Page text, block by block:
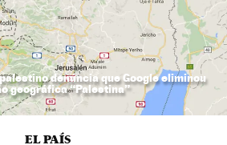
denúncia que Google eliminou
geográfica “Palestina”
EL PAÍS